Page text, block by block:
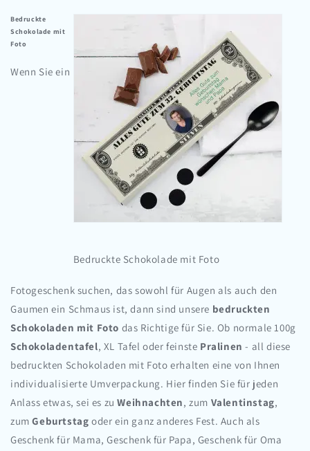
Bedruckte Schokolade mit Foto
Bedruckte
Schokolade mit
Foto
Wenn Sie ein
Fotogeschenk suchen, das sowohl für Augen als auch den
Gaumen ein Schmaus ist, dann sind unsere bedruckten
Schokoladen mit Foto das Richtige für Sie. Ob normale 100g
Schokoladentafel, XL Tafel oder feinste Pralinen - all diese
bedruckten Schokoladen mit Foto erhalten eine von Ihnen
individualisierte Umverpackung. Hier finden Sie für jeden
Anlass etwas, sei es zuWeihnachten, zum Valentinstag,
zumGeburtstag oder ein ganz anderes Fest. Auch als
Geschenk für Mama, Geschenk für Papa, Geschenk für Oma